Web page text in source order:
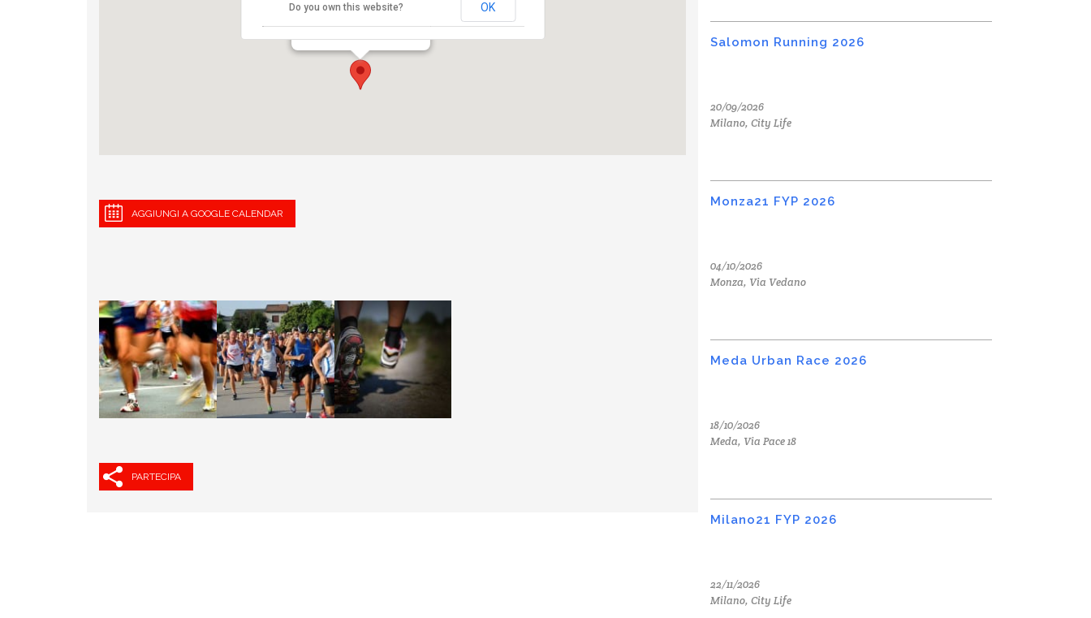
Do you own this website? OK
AGGIUNGI A GOOGLE CALENDAR
PARTECIPA
Salomon Running 2026
20/09/2026
Milano, City Life
Monza21 FYP 2026
04/10/2026
Monza, Via Vedano
Meda Urban Race 2026
18/10/2026
Meda, Via Pace 18
Milano21 FYP 2026
22/11/2026
Milano, City Life